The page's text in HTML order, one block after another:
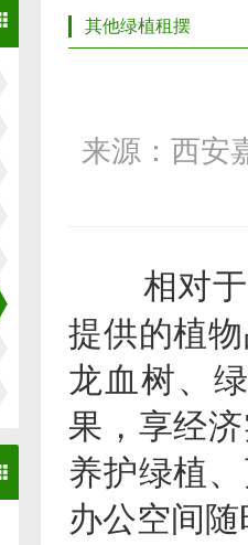
其他绿植租摆
来源：西
相对于
提供的植
龙血树、
果，享经
养护绿植
办公空间